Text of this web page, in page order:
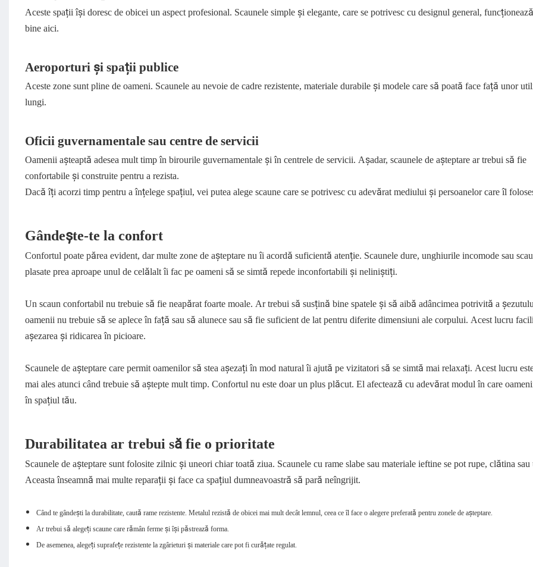
Aceste spații își doresc de obicei un aspect profesional. Scaunele simple și elegante, care se potrivesc cu designul general,
bine aici.
Aeroporturi și spații publice
Aceste zone sunt pline de oameni. Scaunele au nevoie de cadre rezistente, materiale durabile și modele care să poată face față unor
lungi.
Oficii guvernamentale sau centre de servicii
Oamenii așteaptă adesea mult timp în birourile guvernamentale și în centrele de servicii. Așadar, scaunele de așteptare ar trebui să fie
confortabile și construite pentru a rezista.
Dacă îți acorzi timp pentru a înțelege spațiul, vei putea alege scaune care se potrivesc cu adevărat mediului și persoanelor care îl
Gândește-te la confort
Confortul poate părea evident, dar multe zone de așteptare nu îi acordă suficientă atenție. Scaunele dure, unghiurile incomode sau
plasate prea aproape unul de celălalt îi fac pe oameni să se simtă repede inconfortabili și neliniștiți.
Un scaun confortabil nu trebuie să fie neapărat foarte moale. Ar trebui să susțină bine spatele și să aibă adâncimea potrivită a
oamenii nu trebuie să se aplece în față sau să alunece sau să fie suficient de lat pentru diferite dimensiuni ale corpului. Acest lucru
așezarea și ridicarea în picioare.
Scaunele de așteptare care permit oamenilor să stea așezați în mod natural îi ajută pe vizitatori să se simtă mai relaxați. Acest lucru
mai ales atunci când trebuie să aștepte mult timp. Confortul nu este doar un plus plăcut. El afectează cu adevărat modul în care
în spațiul tău.
Durabilitatea ar trebui să fie o prioritate
Scaunele de așteptare sunt folosite zilnic și uneori chiar toată ziua. Scaunele cu rame slabe sau materiale ieftine se pot rupe, clătina sau
Aceasta înseamnă mai multe reparații și face ca spațiul dumneavoastră să pară neîngrijit.
Când te gândești la durabilitate, caută rame rezistente. Metalul rezistă de obicei mai mult decât lemnul, ceea ce îl face o alegere preferată pentru zonele de așteptare.
Ar trebui să alegeți scaune care rămân ferme și își păstrează forma.
De asemenea, alegeți suprafețe rezistente la zgârieturi și materiale care pot fi curățate regulat.